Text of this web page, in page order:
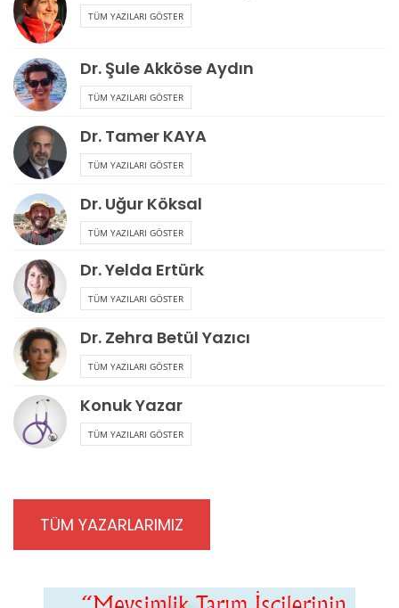
TÜM YAZILARI GÖSTER
Dr. Şule Akköse Aydın
TÜM YAZILARI GÖSTER
Dr. Tamer KAYA
TÜM YAZILARI GÖSTER
Dr. Uğur Köksal
TÜM YAZILARI GÖSTER
Dr. Yelda Ertürk
TÜM YAZILARI GÖSTER
Dr. Zehra Betül Yazıcı
TÜM YAZILARI GÖSTER
Konuk Yazar
TÜM YAZILARI GÖSTER
TÜM YAZARLARIMIZ